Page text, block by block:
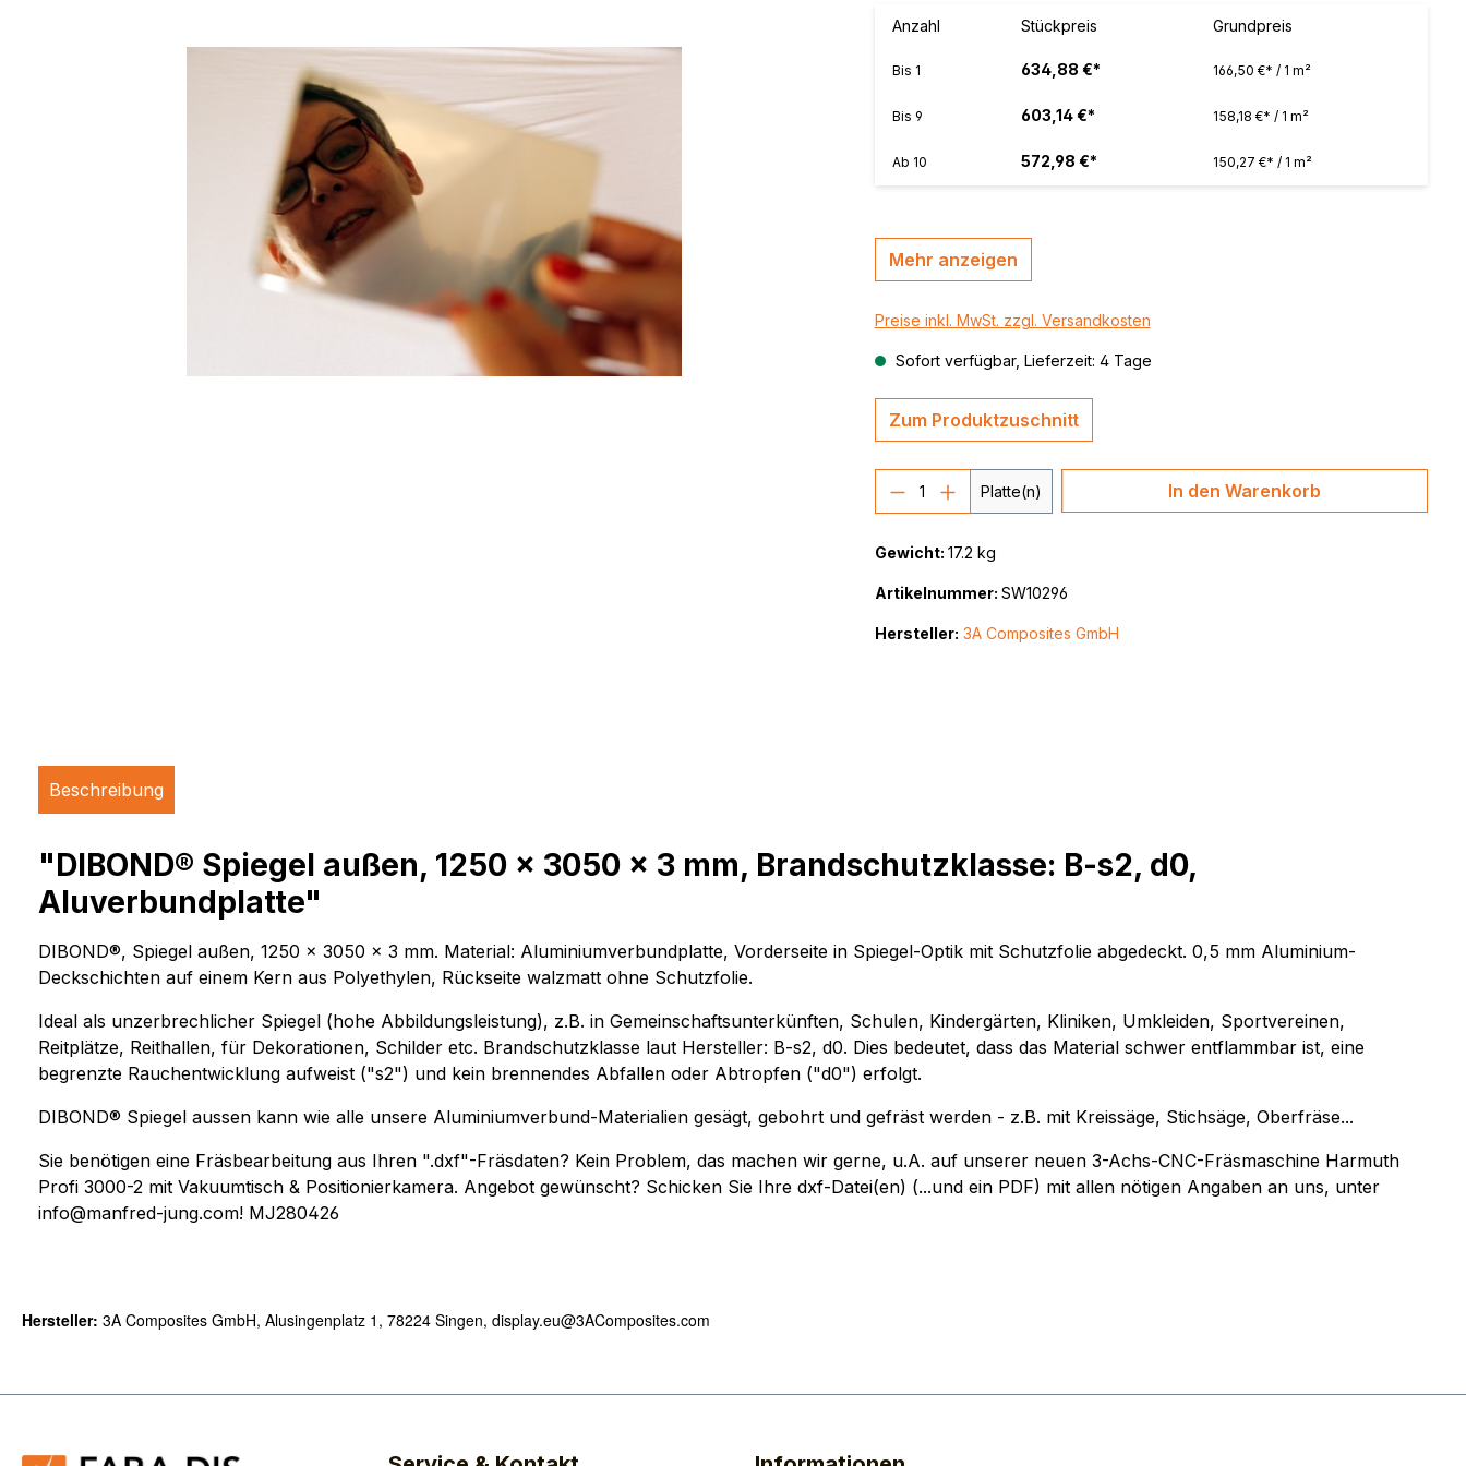
s2, d0
DIBOND®, Butlerfinish,
gebürstete Aluoptik, anthrazit /
rosé
MasterBond®, farbig / color
silber gebürstet
MasterBond® Steel,
IEASY®BOND
Anzahl Stückpreis Grundpreis
Bis 1 634,88 €* 166,50 €* / 1 m²
Bis 9 603,14 €* 158,18 €* / 1 m²
Ab 10 572,98 €* 150,27 €* / 1 m²
Mehr anzeigen
Preise inkl. MwSt. zzgl. Versandkosten
Sofort verfügbar, Lieferzeit: 4 Tage
Zum Produktzuschnitt
Produkt Anzahl: Gib den gewünschten Wert
Platte(n) In den Warenkorb
Gewicht: 17.2 kg
Artikelnummer: SW10296
Hersteller: 3A Composites GmbH
Beschreibung
"DIBOND® Spiegel außen, 1250 x 3050 x 3 mm, Brandschutzklasse: B-s2, d0,
Aluverbundplatte"
DIBOND®, Spiegel außen, 1250 x 3050 x 3 mm. Material: Aluminiumverbundplatte, Vorderseite in Spiegel-Optik mit Schutzfolie abgedeckt. 0,5 mm Aluminium-
Deckschichten auf einem Kern aus Polyethylen, Rückseite walzmatt ohne Schutzfolie.
Ideal als unzerbrechlicher Spiegel (hohe Abbildungsleistung), z.B. in Gemeinschaftsunterkünften, Schulen, Kindergärten, Kliniken, Umkleiden, Sportvereinen,
Reitplätze, Reithallen, für Dekorationen, Schilder etc. Brandschutzklasse laut Hersteller: B-s2, d0. Dies bedeutet, dass das Material schwer entflammbar ist, eine
begrenzte Rauchentwicklung aufweist ("s2") und kein brennendes Abfallen oder Abtropfen ("d0") erfolgt.
DIBOND® Spiegel aussen kann wie alle unsere Aluminiumverbund-Materialien gesägt, gebohrt und gefräst werden - z.B. mit Kreissäge, Stichsäge, Oberfräse...
Sie benötigen eine Fräsbearbeitung aus Ihren ".dxf"-Fräsdaten? Kein Problem, das machen wir gerne, u.A. auf unserer neuen 3-Achs-CNC-Fräsmaschine Harmuth
Profi 3000-2 mit Vakuumtisch & Positionierkamera. Angebot gewünscht? Schicken Sie Ihre dxf-Datei(en) (...und ein PDF) mit allen nötigen Angaben an uns, unter
info@manfred-jung.com! MJ280426
Hersteller: 3A Composites GmbH, Alusingenplatz 1, 78224 Singen, display.eu@3AComposites.com